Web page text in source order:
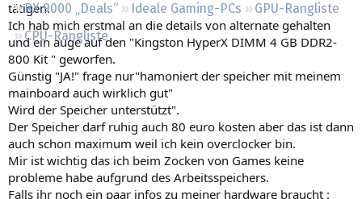
RX 9000 „Deals“
Ideale Gaming-PCs
GPU-Rangliste
CPU-Rangliste
tätigen.
Ich hab mich erstmal an die details von alternate gehalten
und ein auge auf den "Kingston HyperX DIMM 4 GB DDR2-
800 Kit " geworfen.
Günstig "JA!" frage nur"hamoniert der speicher mit meinem
mainboard auch wirklich gut"
Wird der Speicher unterstützt".
Der Speicher darf ruhig auch 80 euro kosten aber das ist dann
auch schon maximum weil ich kein overclocker bin.
Mir ist wichtig das ich beim Zocken von Games keine
probleme habe aufgrund des Arbeitsspeichers.
Falls ihr noch ein paar infos zu meiner hardware braucht :